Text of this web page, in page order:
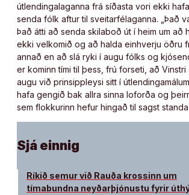
útlendingalaganna frá síðasta vori ekki
senda fólk aftur til sveitarfélaganna. „Það
Það átti að senda skilaboð út í heim um
ekki velkomið og að halda einhverju öðru
annað en að slá ryki í augu fólks og
er kominn tími til þess, frú forseti, að
augu við prinsippleysi sitt í
hafa gengið bak allra sinna loforða og
sem flokkurinn hefur hingað til sagst standa
Sjá einnig
Ríkið semur við Rauða krossinn um
tímabundna neyðarþjónustu fyrir